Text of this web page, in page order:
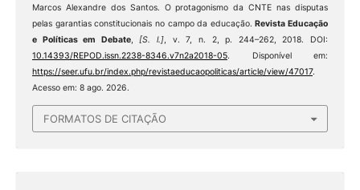
Marcos Alexandre dos Santos. O protagonismo da CNTE nas disputas
pelas garantias constitucionais no campo da educação.Revista Educação
e Políticas em Debate,[S. l.], v. 7, n. 2, p. 244–262, 2018. DOI:
10.14393/REPOD.issn.2238-8346.v7n2a2018-05. Disponível em:
https://seer.ufu.br/index.php/revistaeducaopoliticas/article/view/47017.
Acesso em: 8 ago. 2026.
FORMATOS DE CITAÇÃO